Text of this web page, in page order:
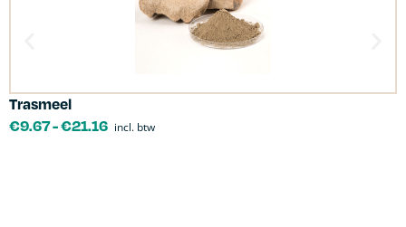
Trasmeel
€9.67-€21.16 incl. btw